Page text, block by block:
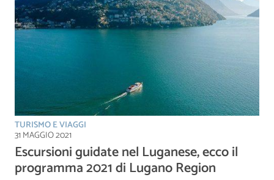
TURISMO E VIAGGI
31 MAGGIO 2021
Escursioni guidate nel Luganese, ecco il
programma 2021 di Lugano Region